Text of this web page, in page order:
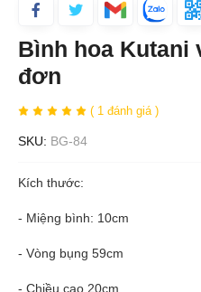
Bình hoa Kutani
đơn
( 1 đánh giá )
SKU: BG-84
Kích thước:
- Miệng bình: 10cm
- Vòng bụng 59cm
- Chiều cao 20cm